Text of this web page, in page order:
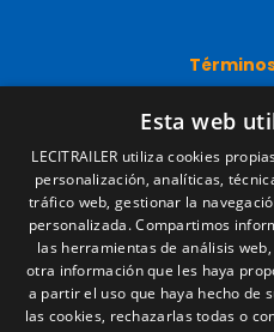
Política
Política
Condiciones
Camino de los
Esta web
LECITRAILER utiliza cookies
personalización, analíticas,
tráfico web, gestionar la
personalizada. Compartimos
las herramientas de análisis
otra información que les haya
a partir el uso que haya hecho de
las cookies, rechazarlas todas o